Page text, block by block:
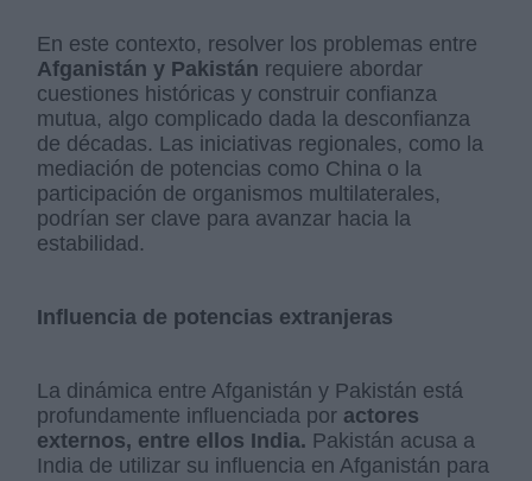
En este contexto, resolver los problemas entre
Afganistán y Pakistán requiere abordar
cuestiones históricas y construir confianza
mutua, algo complicado dada la desconfianza
de décadas. Las iniciativas regionales, como la
mediación de potencias como China o la
participación de organismos multilaterales,
podrían ser clave para avanzar hacia la
estabilidad.
Influencia de potencias extranjeras
La dinámica entre Afganistán y Pakistán está
profundamente influenciada por actores
externos, entre ellos India. Pakistán acusa a
India de utilizar su influencia en Afganistán para